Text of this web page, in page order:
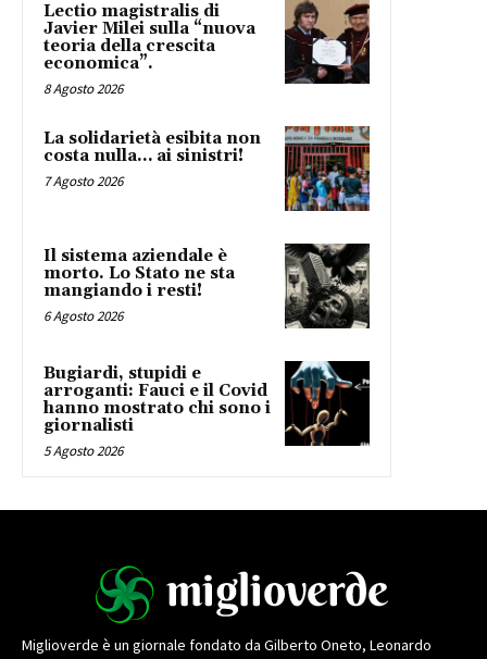
Lectio magistralis di
Javier Milei sulla “nuova
teoria della crescita
economica”.
8 Agosto 2026
La solidarietà esibita non
costa nulla… ai sinistri!
7 Agosto 2026
Il sistema aziendale è
morto. Lo Stato ne sta
mangiando i resti!
6 Agosto 2026
Bugiardi, stupidi e
arroganti: Fauci e il Covid
hanno mostrato chi sono i
giornalisti
5 Agosto 2026
Miglioverde è un giornale fondato da Gilberto Oneto, Leonardo